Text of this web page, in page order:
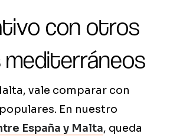
con otros
vale comparar con
En nuestro
España y Malta, queda